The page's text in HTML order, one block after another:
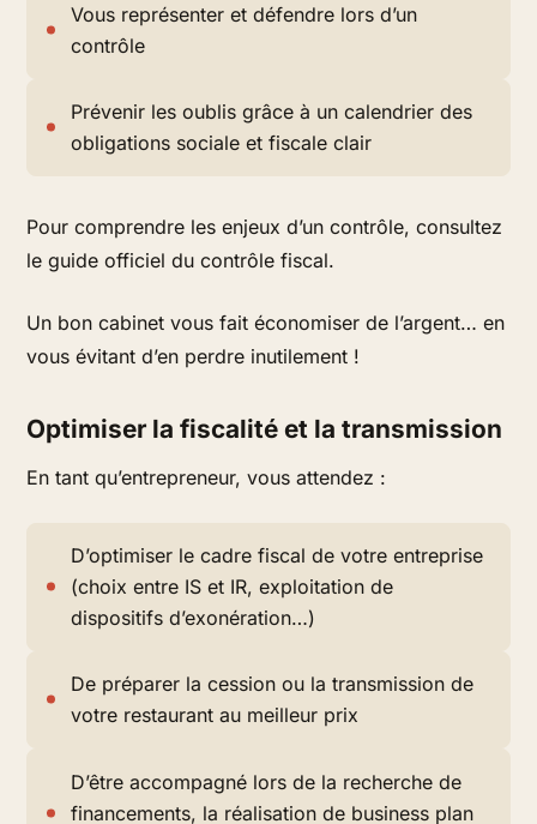
Vous représenter et défendre lors d’un
contrôle
Prévenir les oublis grâce à un calendrier des
obligations sociale et fiscale clair
Pour comprendre les enjeux d’un contrôle, consultez
le guide officiel du contrôle fiscal.
Un bon cabinet vous fait économiser de l’argent… en
vous évitant d’en perdre inutilement !
Optimiser la fiscalité et la transmission
En tant qu’entrepreneur, vous attendez :
D’optimiser le cadre fiscal de votre entreprise
(choix entre IS et IR, exploitation de
dispositifs d’exonération…)
De préparer la cession ou la transmission de
votre restaurant au meilleur prix
D’être accompagné lors de la recherche de
financements, la réalisation de business plan